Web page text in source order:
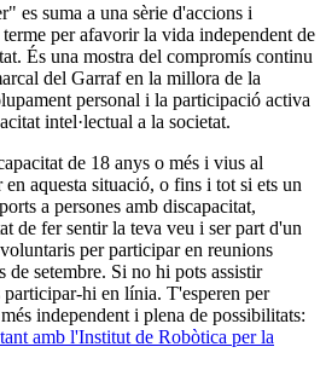
es suma a una sèrie d'accions i
per afavorir la vida independent de
És una mostra del compromís continu
del Garraf en la millora de la
personal i la participació activa
intel·lectual a la societat.
de 18 anys o més i vius al
aquesta situació, o fins i tot si ets un
a persones amb discapacitat,
de fer sentir la teva veu i ser part d'un
per participar en reunions
de setembre. Si no hi pots assistir
hi en línia. T'esperen per
independent i plena de possibilitats:
amb l'Institut de Robòtica per la